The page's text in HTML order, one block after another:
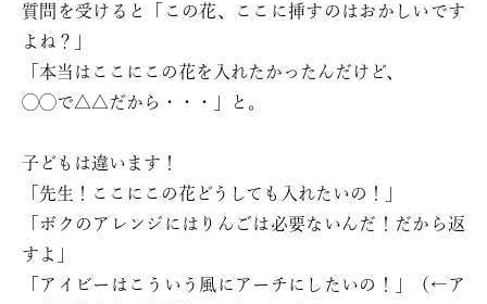
質問を受けると「この花、ここに挿すのはおかしいです
よね？」
「本当はここにこの花を入れたかったんだけど、
◯◯で△△だから・・・」と。
子どもは違います！
「先生！ここにこの花どうしても入れたいの！」
「ボクのアレンジにはりんごは必要ないんだ！だから返
すよ」
「アイビーはこういう風にアーチにしたいの！」（←ア